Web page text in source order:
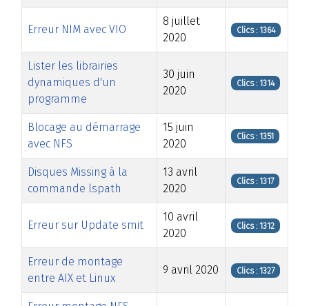
Erreur NIM avec VIO
8 juillet
2020
Clics : 1364
Lister les librairies
dynamiques d'un
programme
30 juin
2020
Clics : 1314
Blocage au démarrage
avec NFS
15 juin
2020
Clics : 1351
Disques Missing à la
commande lspath
13 avril
2020
Clics : 1317
Erreur sur Update smit
10 avril
2020
Clics : 1312
Erreur de montage
entre AIX et Linux
9 avril 2020 Clics : 1327